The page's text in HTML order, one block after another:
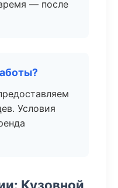
— после
Условия
Кузовной